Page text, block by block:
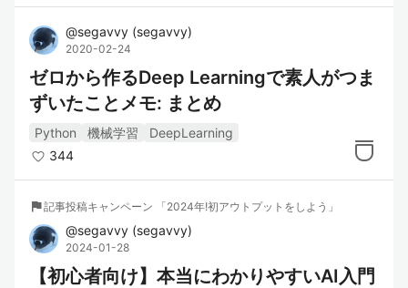
@segavvy (segavvy)
2020-02-24
ゼロから作るDeep Learningで素人がつま
ずいたことメモ: まとめ
Python 機械学習
DeepLearning
344
flag記事投稿キャンペーン 「2024年!初アウトプットをしよう」
@segavvy (segavvy)
2024-01-28
【初心者向け】本当にわかりやすいAI入門